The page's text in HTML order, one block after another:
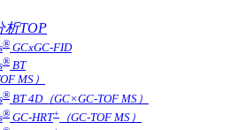
析TOP
® GCxGC-FID
® BT
MS）
® BT 4D（GC×GC-TOF MS）
® GC-HRT+
（GC-TOF MS）